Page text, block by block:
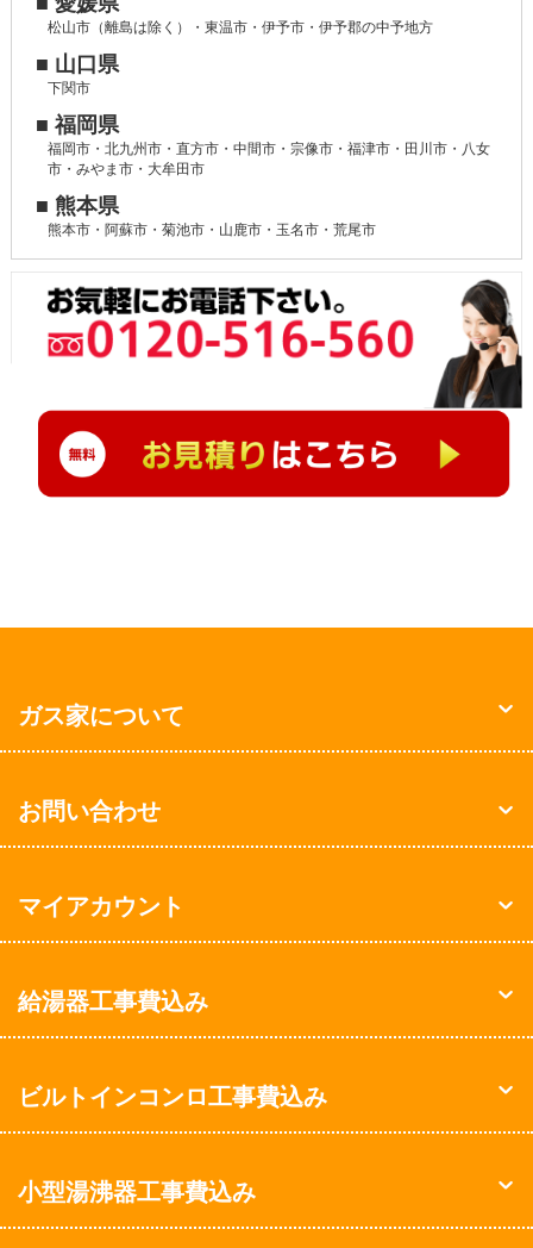
松山市（離島は除く）・東温市・伊予市・伊予郡の中予地方
■ 山口県
下関市
■ 福岡県
福岡市・北九州市・直方市・中間市・宗像市・福津市・田川市・八女
市・みやま市・大牟田市
■ 熊本県
熊本市・阿蘇市・菊池市・山鹿市・玉名市・荒尾市
ガス家について
お問い合わせ
マイアカウント
給湯器工事費込み
ビルトインコンロ工事費込み
小型湯沸器工事費込み